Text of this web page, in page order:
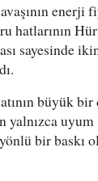
enerji
hatlarının
sayesinde
büyük bir
yalnızca uyum
bir baskı